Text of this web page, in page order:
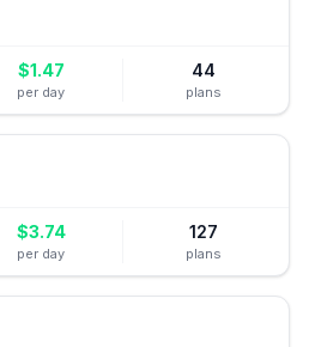
$1.47
per day
44
plans
$3.74
per day
127
plans